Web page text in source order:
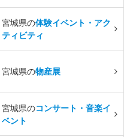
宮城県の体験イベント・アク
ティビティ
宮城県の物産展
宮城県のコンサート・音楽イ
ベント